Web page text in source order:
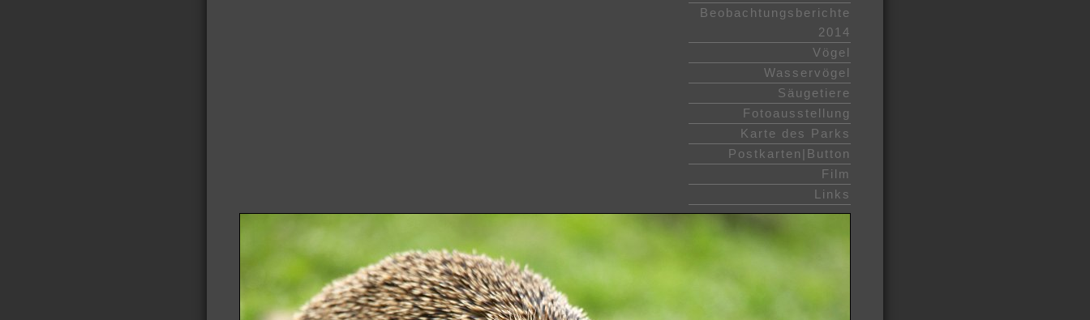
Beobachtungsberichte
2014
Vögel
Wasservögel
Säugetiere
Fotoausstellung
Karte des Parks
Postkarten|Button
Film
Links